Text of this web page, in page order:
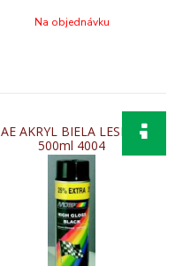
Na objednávku
AE AKRYL BIELA LESKLA
500ml 4004